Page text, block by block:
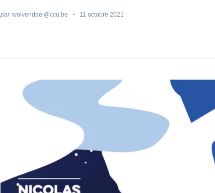
par wolvendael@ccu.be 11 octobre 2021